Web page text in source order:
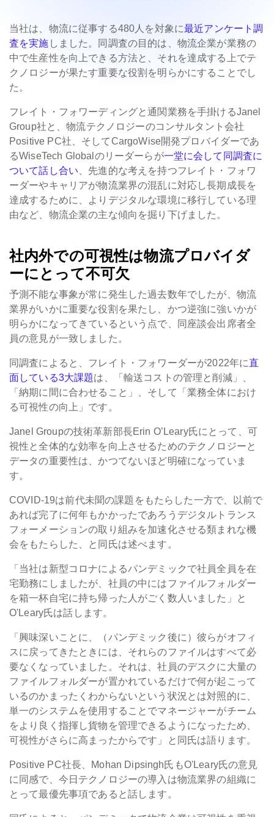
当社は、物流に従事する480人を対象に最近アンケート調
査を実施 しました。同調査の目的は、物流企業が業務の
中で生産性を向上できる方法と、それを達成する上でテ
クノロジーが果たす重要な役割を明らかにすることでし
た。
フレイト・フォワーディングと通関業務を手掛けるJanel
Group社と、物流テクノロジーのコンサルタント会社
Positive PC社、そしてCargoWise開発プロバイダーであ
るWiseTech Globalのリーダーらが一堂に会して同調査に
ついて話し合い 、先進的な考えを持つフレイト・フォワ
ーダーやキャリアが物流業界の混乱に対応し長期成長を
達成するために、よりデジタルな環境に移行している理
由など、物流企業の主な傾向を掘り下げました。
社内外での可視性は物流プロバイダ
ーにとって不可欠
予測不能な事象が常に発生した過去数年でしたが、物流
業界がいかに重要な役割を果たし、かつ逆強に強いかが
明らかになってきているという点で、同座談会出席者全
員の意見が一致しました。
同調査によると、フレイト・フォワーダーが2022年に直
面している3大課題は、「輸送コストの管理と削減」、
「納期に間に合わせること」、そして「業務全体におけ
る可視性の向上」です。
Janel Groupの技術革新部長Erin O’Leary氏にとって、可
視性と全体的な効率を向上させるためのテクノロジーと
データの重要性は、かつてないほど明確になっていま
す。
COVID-19は前代未聞の課題をもたらした一方で、以前で
あれば完了に何年もかかったであろうデジタルトランス
フォーメーションの取り組みを加速化させる類まれな機
会をもたらした、と同氏は述べます。
「当社は新型コロナによるパンデミックで社員全員を在
宅勤務にしましたが、社員の中にはファイルフォルダー
を箱一杯自宅に持ち帰った人がごく数人いました」と
O'Leary氏は話します。
「興味深いことに、（パンデミック後に）彼らがオフィ
スに戻ってきたときには、それらのファイルはすべて必
要なくなっていました。それは、社員のデスクに大量の
ファイルフォルダーが置かれているだけで何が起こって
いるのかまったくわからないという状況とは対照的に、
単一のシステムを使用することでマネージャーがチーム
をより良く指揮し貨物を管理できるようになったため、
可視性がさらに高まったからです」と同氏は語ります。
Positive PC社長、Mohan Dipsingh氏もO'Leary氏の意見
に同感で、今日テクノロジーの導入は物流業界の組織に
とって最優先事項であると話します。